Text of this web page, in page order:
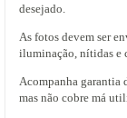
desejado.
As fotos devem ser
iluminação, nítidas e
Acompanha garantia
mas não cobre má